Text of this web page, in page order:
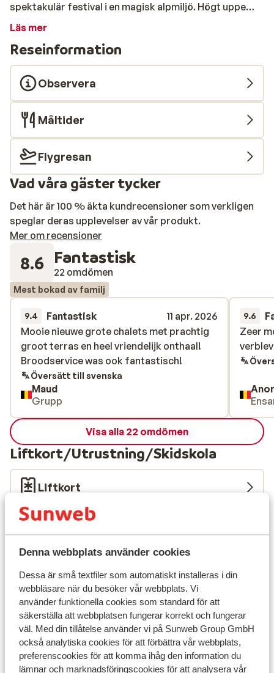
Denna webbplats använder cookies
Dessa är små textfiler som automatiskt installeras i din
webbläsare när du besöker vår webbplats. Vi
använder funktionella cookies som standard för att
säkerställa att webbplatsen fungerar korrekt och fungerar
väl. Med din tillåtelse använder vi på Sunweb Group GmbH
också analytiska cookies för att förbättra vår webbplats,
preferenscookies för att komma ihåg den information du
lämnar och marknadsföringscookies för att analysera vår
spektakulär festival i en magisk alpmiljö. Högt uppe
bland de vackra franska bergen samlas
kombination av musik, skidåkning och fest. Skidorten
förvandlas till en enda stor festivalarena där rytmerna
möter snön! Välj mellan en 5-dagarsupplevelse (tisdag–
lördag) eller en 8-dagarsupplevelse (lördag–lördag).
Alla paket inkluderar festivalpass, boende och liftkort.
Résidence Les Edelweiss I hjärtat av den charmiga
skidbyn Vaujany ligger nybyggda Résidence Les
Edelweiss. Här bor du i moderna och smakfullt inredda
lägenheter med fullt utrustat kök, vardagsrum samt
ett eller två bekväma sovrum. Skidliften och butikerna
en dag i backarna kan du koppla av i det härliga
wellnesscentret, som erbjuder bastu, hamam och
jacuzzi – perfekt för att mjuka upp trötta muskler och
njuta av total avkoppling.
Läs mer
Reseinformation
Observera
Måltider
Flygresan
Vad våra gäster tycker
Det här är 100 % äkta kundrecensioner som verkligen
speglar deras upplevelser av vår produkt.
Mer om recensioner
8.6 Fantastisk
22 omdömen
Mest bokad av familj
9.4 Fantastisk
11 apr. 2026
Mooie nieuwe grote chalets met prachtig
groot terras en heel vriendelijk onthaal!
Broodservice was ook fantastisch!
Mooie nieuwe grote chalets met prachtig
groot terras en heel vriendelijk onthaal!
Broodservice was ook fantastisch!
Översätt till svenska
Maud
Grupp
9.6
Zeer
Zeer
Visa alla 22 omdömen
Liftkort/Utrustning/Skidskola
Liftkort
Skidskola
Utrustning
Andra boenden i Alpe d'Huez Grand
Domaine Ski
Résidence Daria-I Nor